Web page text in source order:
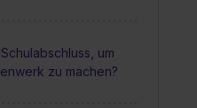
um
zu machen?